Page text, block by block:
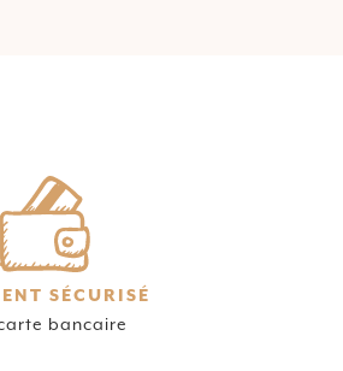
SÉCURISÉ
bancaire